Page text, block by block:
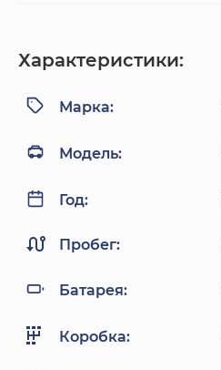
Характеристики:
Марка:
Модель:
Год:
Пробег:
Батарея:
Коробка: